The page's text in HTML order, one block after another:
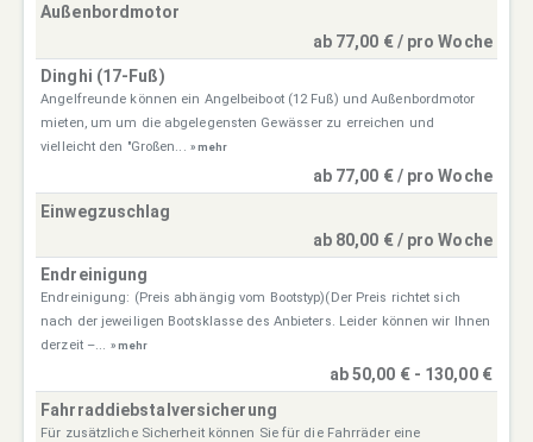
Außenbordmotor
ab 77,00 € / pro Woche
Dinghi (17-Fuß)
Angelfreunde können ein Angelbeiboot (12 Fuß) und Außenbordmotor
mieten, um um die abgelegensten Gewässer zu erreichen und
vielleicht den "Großen... » mehr
ab 77,00 € / pro Woche
Einwegzuschlag
ab 80,00 € / pro Woche
Endreinigung
Endreinigung: (Preis abhängig vom Bootstyp)(Der Preis richtet sich
nach der jeweiligen Bootsklasse des Anbieters. Leider können wir Ihnen
derzeit –... » mehr
ab 50,00 € - 130,00 €
Fahrraddiebstalversicherung
Für zusätzliche Sicherheit können Sie für die Fahrräder eine